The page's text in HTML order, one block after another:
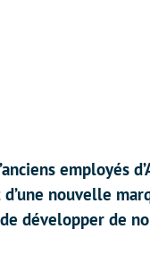
employés
nouvelle
développer de